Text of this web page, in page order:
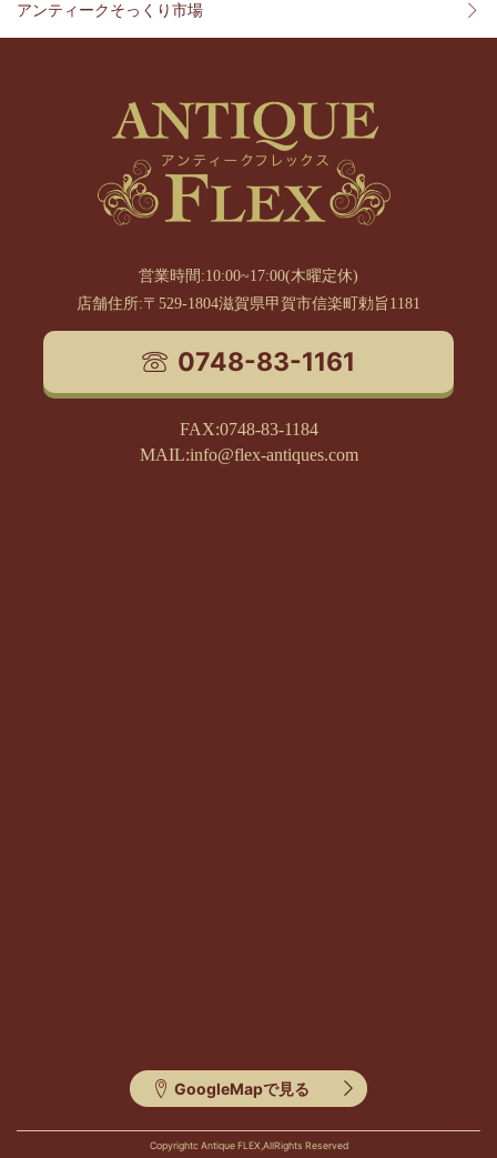
アンティークそっくり市場
営業時間:10:00~17:00(木曜定休)
店舗住所:〒529-1804滋賀県甲賀市信楽町勅旨1181
0748-83-1161
FAX:0748-83-1184
MAIL:info@flex-antiques.com
GoogleMapで見る
Copyrightc Antique FLEX,AllRights Reserved